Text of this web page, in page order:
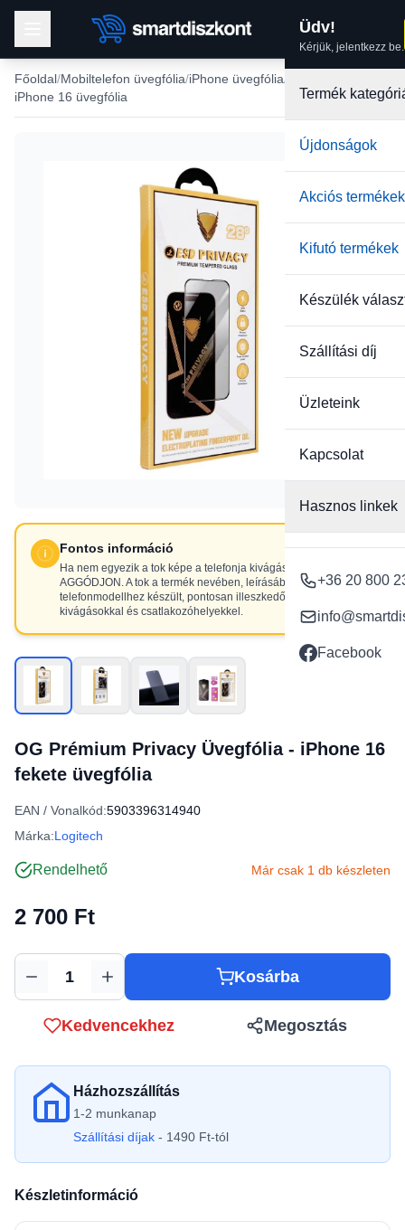
Üdv!
Kérjük, jelentkezz be.
Termék
Újdonságok
Akciós termékek
Kifutó termékek
Készülék
Szállítási díj
Üzleteink
Kapcsolat
Hasznos linkek
+36 20 800
Facebook
Főoldal Mobiltelefon üvegfólia iPhone üvegfólia
iPhone 16 üvegfólia
Fontos információ
Ha nem egyezik a tok képe a telefonja kivágásaival, NE
AGGÓDJON. A tok a termék nevében, leírásában szereplő
telefonmodellhez készült, pontosan illeszkedő
kivágásokkal és csatlakozóhelyekkel.
OG Prémium Privacy Üvegfólia - iPhone 16
fekete üvegfólia
EAN / Vonalkód:5903396314940
Márka:Logitech
Rendelhető Már csak 1 db készleten
2 700 Ft
Mennyiség Kosárba
Kedvencekhez Megosztás
Házhozszállítás
1-2 munkanap
Szállítási díjak - 1490 Ft-tól
Készletinformáció